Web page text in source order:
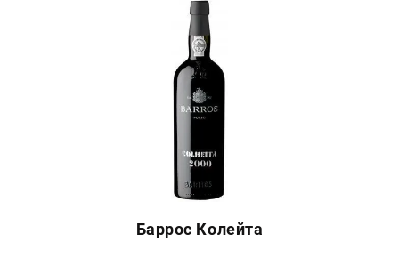
Баррос Колейта